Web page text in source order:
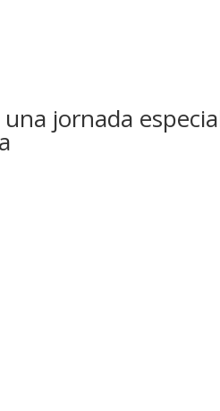
jornada